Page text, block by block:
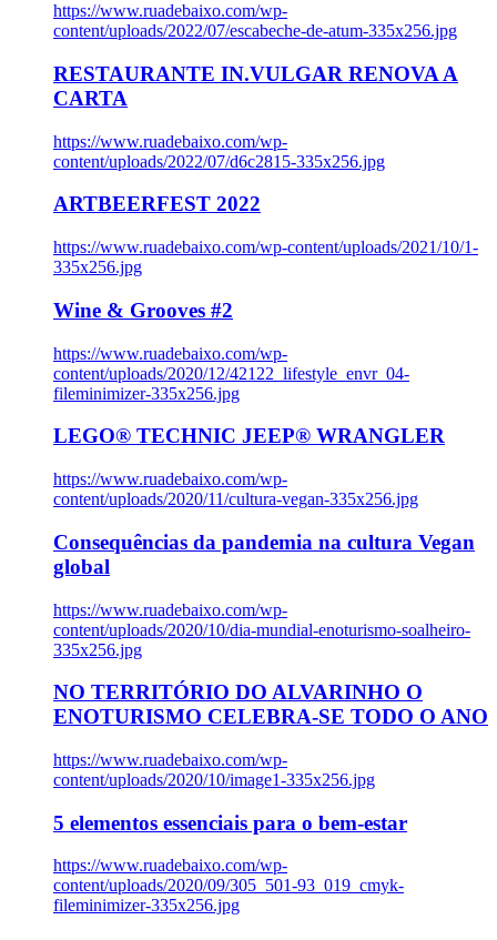
https://www.ruadebaixo.com/wp-
content/uploads/2022/07/escabeche-de-atum-335x256.jpg
RESTAURANTE IN.VULGAR RENOVA A
CARTA
https://www.ruadebaixo.com/wp-
content/uploads/2022/07/d6c2815-335x256.jpg
ARTBEERFEST 2022
https://www.ruadebaixo.com/wp-content/uploads/2021/10/1-
335x256.jpg
Wine & Grooves #2
https://www.ruadebaixo.com/wp-
content/uploads/2020/12/42122_lifestyle_envr_04-
fileminimizer-335x256.jpg
LEGO® TECHNIC JEEP® WRANGLER
https://www.ruadebaixo.com/wp-
content/uploads/2020/11/cultura-vegan-335x256.jpg
Consequências da pandemia na cultura Vegan
global
https://www.ruadebaixo.com/wp-
content/uploads/2020/10/dia-mundial-enoturismo-soalheiro-
335x256.jpg
NO TERRITÓRIO DO ALVARINHO O
ENOTURISMO CELEBRA-SE TODO O ANO
https://www.ruadebaixo.com/wp-
content/uploads/2020/10/image1-335x256.jpg
5 elementos essenciais para o bem-estar
https://www.ruadebaixo.com/wp-
content/uploads/2020/09/305_501-93_019_cmyk-
fileminimizer-335x256.jpg